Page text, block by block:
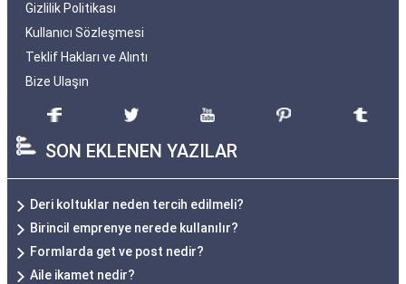
Gizlilik Politikası
Kullanıcı Sözleşmesi
Teklif Hakları ve Alıntı
Bize Ulaşın
SON EKLENEN YAZILAR
Deri koltuklar neden tercih edilmeli?
Birincil emprenye nerede kullanılır?
Formlarda get ve post nedir?
Aile ikamet nedir?